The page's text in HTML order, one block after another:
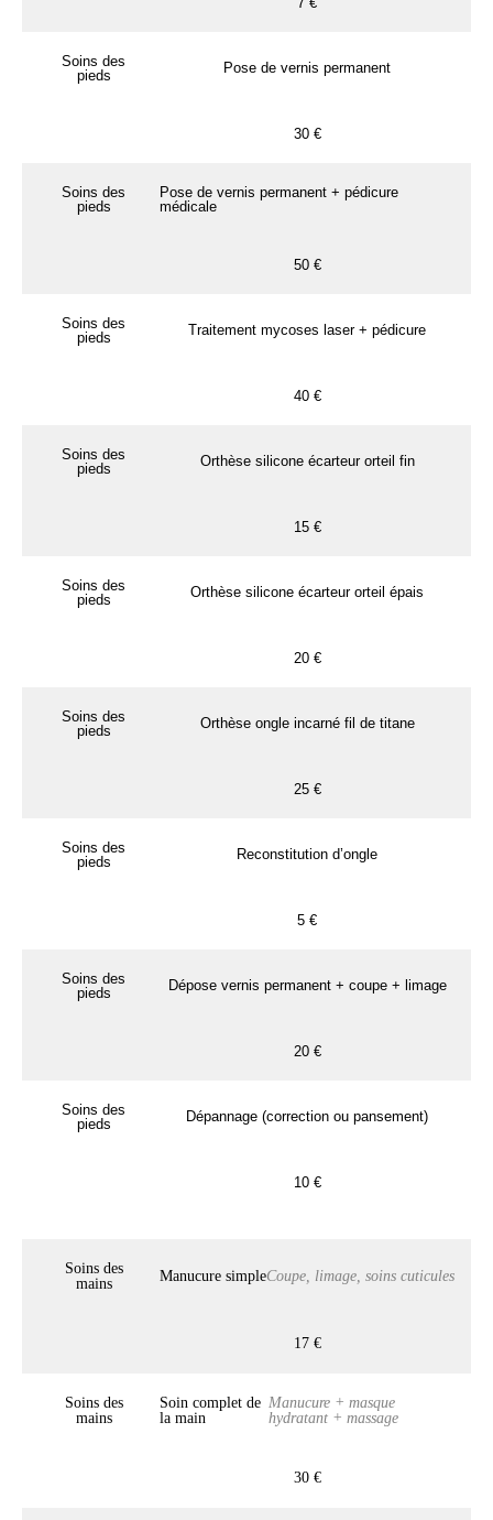
Soins des
pieds
Pose de vernis permanent
30 €
Soins des
pieds
Pose de vernis permanent + pédicure
médicale
50 €
Soins des
pieds
Traitement mycoses laser + pédicure
40 €
Soins des
pieds
Orthèse silicone écarteur orteil fin
15 €
Soins des
pieds
Orthèse silicone écarteur orteil épais
20 €
Soins des
pieds
Orthèse ongle incarné fil de titane
25 €
Soins des
pieds
Reconstitution d’ongle
5 €
Soins des
pieds
Dépose vernis permanent + coupe + limage
20 €
Soins des
pieds
Dépannage (correction ou pansement)
10 €
Soins des
mains
Manucure simpleCoupe, limage, soins cuticules
17 €
Soins des
mains
Soin complet de
la main
Manucure + masque
hydratant + massage
30 €